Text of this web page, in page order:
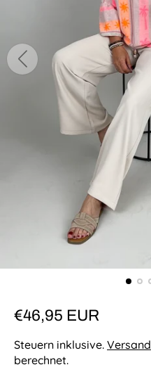
R
e
g
€46,95 EUR
Steuern inklusive. Versand
berechnet.